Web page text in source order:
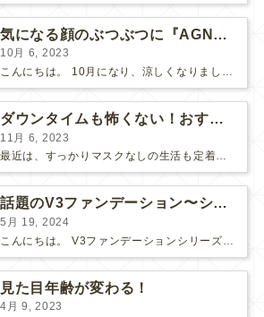
気になる顔のぶつぶつに『AGNES』
10月 6, 2023
こんにちは。 10月になり、涼しくなりましたね。 先日、美味しい栗が届いたので栗ご飯を作りました。 お米3合にお水を入れて、 料理酒大さじ2、塩小さじ1、栗を大量に投入！ 美味しくで...
ダウンタイムも怖くない！おすすめコスメ2選！
11月 6, 2023
最近は、すっかりマスクなしの生活も定着してきましたね。 マスク必須の時は面倒だし、息苦しいし、早くマスクなしの生活に戻らないかな～と思っていましたが、そんなマスク生活にもメリットがありました。そ...
話題のV3ファンデーション〜シャイニングVSブリリアント〜
5月 19, 2024
こんにちは。 V3ファンデーションシリーズより新たなシリーズが入荷しました！ 【V3ブリリアントファンデーション】です♪ V3シリーズの推しポイント まずは、「エキサイティング」「シャイニング...
見た目年齢が変わる！
4月 9, 2023